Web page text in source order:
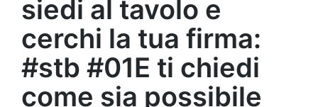
siedi al tavolo e
cerchi la tua firma:
#stb #01E ti chiedi
come sia possibile